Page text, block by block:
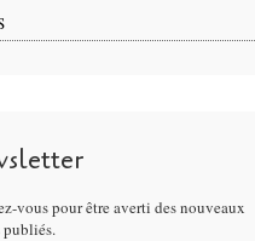
vous pour être averti des nouveaux